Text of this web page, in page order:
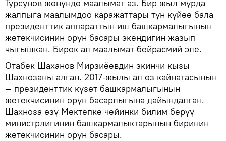
Турсунов жөнүндө маалымат аз. Бир жыл мурда
жалпыга маалымдоо каражаттары тун күйөө бала
президенттик аппараттын иш башкармалыгынын
жетекчисинин орун басары экендигин жазып
чыгышкан. Бирок ал маалымат бейрасмий эле.
Отабек Шаханов Мирзиёевдин экинчи кызы
Шахнозаны алган. 2017-жылы ал өз кайнатасынын
— президенттик күзөт башкармалыгынын
жетекчисинин орун басарлыгына дайындалган.
Шахноза өзү Мектепке чейинки билим берүү
министрлигинин башкармалыктарынын биринин
жетекчисинин орун басары.